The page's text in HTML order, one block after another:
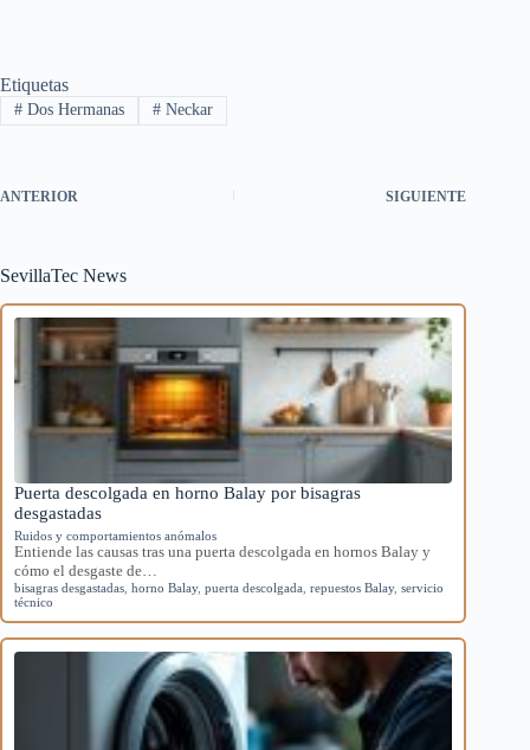
Etiquetas
#Dos Hermanas #Neckar
ANTERIOR SIGUIENTE
SevillaTec News
Puerta descolgada en horno Balay por bisagras
desgastadas
Ruidos y comportamientos anómalos
Entiende las causas tras una puerta descolgada en hornos Balay y
cómo el desgaste de…
bisagras desgastadas horno Balay, puerta descolgada repuestos Balay, servicio
técnico